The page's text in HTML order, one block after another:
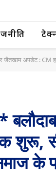
जैतखाम अपडेट :
शुरू,
के